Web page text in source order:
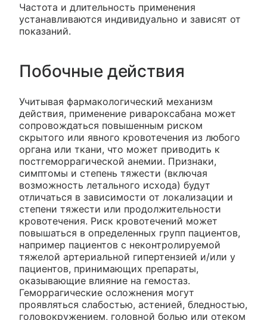
Частота и длительность применения
устанавливаются индивидуально и зависят от
показаний.
Побочные действия
Учитывая фармакологический механизм
действия, применение ривароксабана может
сопровождаться повышенным риском
скрытого или явного кровотечения из любого
органа или ткани, что может приводить к
постгеморрагической анемии. Признаки,
симптомы и степень тяжести (включая
возможность летального исхода) будут
отличаться в зависимости от локализации и
степени тяжести или продолжительности
кровотечения. Риск кровотечений может
повышаться в определенных групп пациентов,
например пациентов с неконтролируемой
тяжелой артериальной гипертензией и/или у
пациентов, принимающих препараты,
оказывающие влияние на гемостаз.
Геморрагические осложнения могут
проявляться слабостью, астенией, бледностью,
головокружением, головной болью или отеком